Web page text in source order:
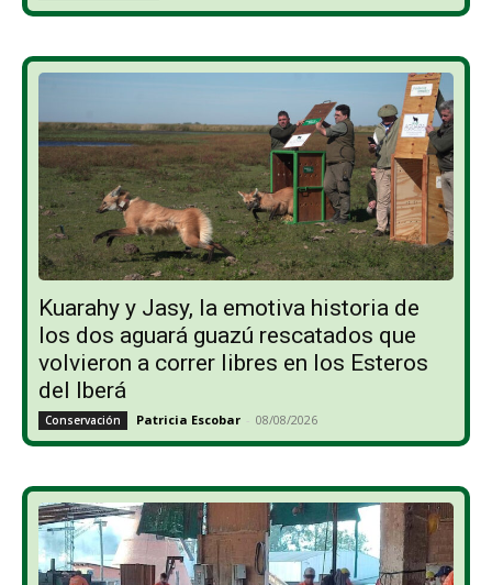
Kuarahy y Jasy, la emotiva historia de
los dos aguará guazú rescatados que
volvieron a correr libres en los Esteros
del Iberá
Conservación Patricia Escobar - 08/08/2026